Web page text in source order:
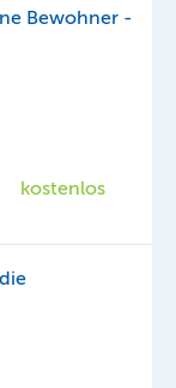
Bewohner -
kostenlos